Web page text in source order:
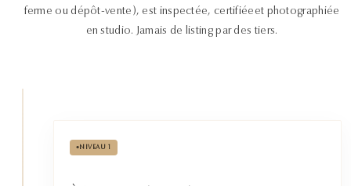
ferme ou dépôt-vente), est inspectée, certifiée et photographiée
en studio. Jamais de listing par des tiers.
• NIVEAU 1